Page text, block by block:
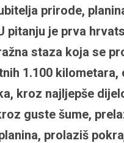
prirode,
pitanju je prva
staza koja se
1.100 kilometara,
kroz najljepše
guste šume,
prolaziš